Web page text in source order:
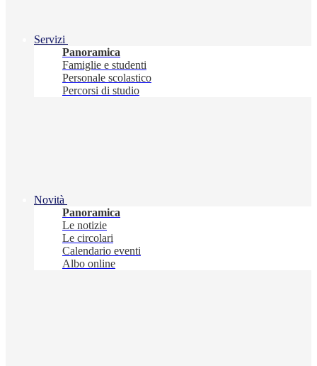
Servizi
Panoramica
Famiglie e studenti
Personale scolastico
Percorsi di studio
Novità
Panoramica
Le notizie
Le circolari
Calendario eventi
Albo online